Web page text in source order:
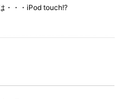
・・・iPod touch!?